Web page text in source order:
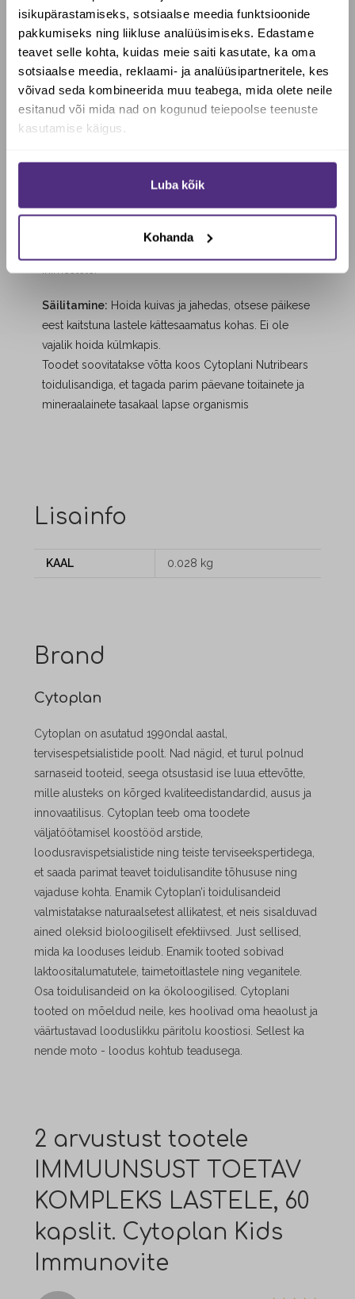
isikupärastamiseks, sotsiaalse meedia funktsioonide
pakkumiseks ning liikluse analüüsimiseks. Edastame
teavet selle kohta, kuidas meie saiti kasutate, ka oma
sotsiaalse meedia, reklaami- ja analüüsipartneritele, kes
võivad seda kombineerida muu teabega, mida olete neile
esitanud või mida nad on kogunud teiepoolse teenuste
kasutamise käigus.
Luba kõik
Kohanda
süstemaatiline ning aktiveerib immuunsusrakke
terves kehas.
Väikesed, kergelt neelatavad kapslid, suurusega
14,3 mm.
Manustamine:Lapsed vanuses 3-6 aastat 1 kapsel
Toidulisand ei asenda tervislikku ja mitmekesist
toitumist.
Toidulisand sobib taimetoitlastele, veganitele ning
Säilitamine: Hoida kuivas ja jahedas, otsese päikese
eest kaitstuna lastele kättesaamatus kohas. Ei ole
vajalik hoida külmkapis.
Toodet soovitatakse võtta koos Cytoplani Nutribears
toidulisandiga, et tagada parim päevane toitainete ja
mineraalainete tasakaal lapse organismis
Lisainfo
KAAL 0.028 kg
Brand
Cytoplan
Cytoplan on asutatud 1990ndal aastal,
tervisespetsialistide poolt. Nad nägid, et turul polnud
sarnaseid tooteid, seega otsustasid ise luua ettevõtte,
mille alusteks on kõrged kvaliteedistandardid, ausus ja
innovaatilisus. Cytoplan teeb oma toodete
väljatöötamisel koostööd arstide,
loodusravispetsialistide ning teiste terviseekspertidega,
et saada parimat teavet toidulisandite tõhususe ning
vajaduse kohta.
Enamik Cytoplan’i toidulisandeid
valmistatakse naturaalsetest allikatest, et neis sisalduvad
ained oleksid bioloogiliselt efektiivsed. Just sellised,
mida ka looduses leidub.
Enamik tooted sobivad
laktoositalumatutele, taimetoitlastele ning veganitele.
Osa toidulisandeid on ka ökoloogilised. Cytoplani
tooted on mõeldud neile, kes hoolivad oma heaolust ja
väärtustavad looduslikku päritolu koostiosi. Sellest ka
nende moto - loodus kohtub teadusega.
2 arvustust tootele
IMMUUNSUST TOETAV
KOMPLEKS LASTELE, 60
kapslit. Cytoplan Kids
Immunovite
Soovid saada Biotheka e-poes
allahindlust?
Jah, soovin soodustust